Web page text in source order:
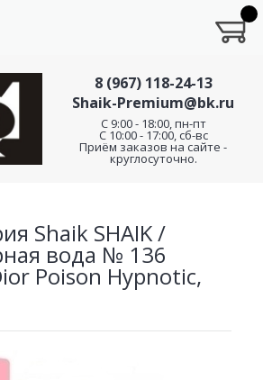
8 (967) 118-24-13
Shaik-Premium@bk.ru
C 9:00 - 18:00, пн-пт
С 10:00 - 17:00, сб-вс
Приём заказов на сайте -
круглосуточно.
Shaik SHAIK /
вода № 136
Poison Hypnotic,